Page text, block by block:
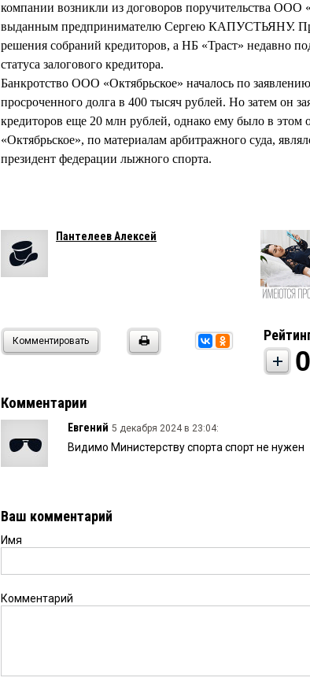
компании возникли из договоров поручительства ООО
выданным предпринимателю Сергею КАПУСТЬЯНУ. При
решения собраний кредиторов, а НБ «Траст» недавно
статуса залогового кредитора.
Банкротство ООО «Октябрьское» началось по
просроченного долга в 400 тысяч рублей. Но затем он
кредиторов еще 20 млн рублей, однако ему было в
«Октябрьское», по материалам арбитражного суда,
президент федерации лыжного спорта.
Пантелеев Алексей
Комментировать
0
Комментарии
Евгений 5 декабря 2024 в 23:04:
Видимо Министерству спорта спорт не нужен
Ваш комментарий
Имя
Комментарий